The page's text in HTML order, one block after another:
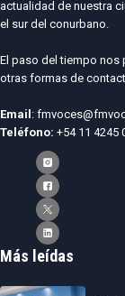
actualidad de nuestra
el sur del conurbano.
El paso del tiempo nos
otras formas de
Email :
Teléfono: +54 11 4245
Más leídas